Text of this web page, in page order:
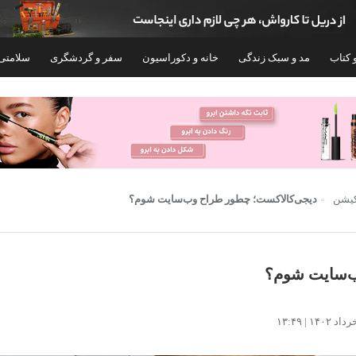
کتاب مد و سبک زندگی خانه و دکوراسیون سفر و گردشگری
دیجی‌کالاکست؛ چطور طراح وب‌سایت شوم؟
شوم؟